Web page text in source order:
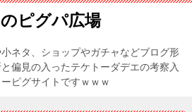
ピグパ広場
ネタ、ショップやガチャなどブログ形
偏見の入ったテケトーダデエの考察入
ピグサイトですｗｗｗ